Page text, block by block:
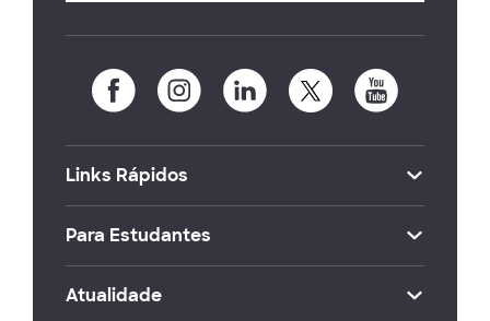
Links Rápidos
Para Estudantes
Atualidade